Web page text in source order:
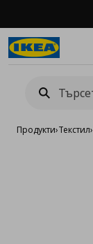
Продукти›Текстил›